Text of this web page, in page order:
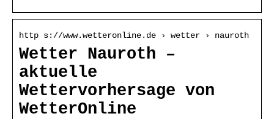
http s://www.wetteronline.de › wetter › nauroth
Wetter Nauroth –
aktuelle
Wettervorhersage von
WetterOnline